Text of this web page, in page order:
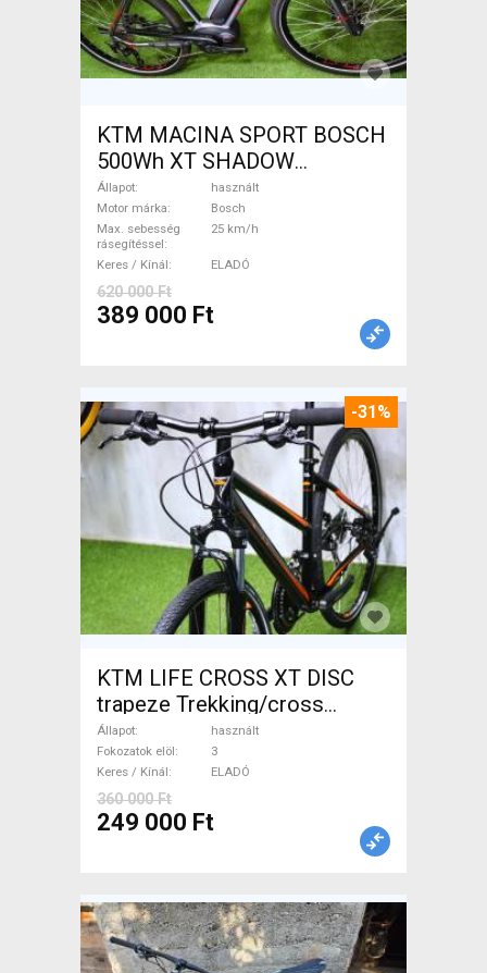
KTM MACINA SPORT BOSCH
500Wh XT SHADOW
Elektromos Trekking/cross
25 km/h Bosch használt
ELADÓ
Állapot
használt
Motor márka
Bosch
Max. sebesség
rásegítéssel
25 km/h
Keres / Kínál ELADÓ
620 000 Ft
389 000 Ft
-31%
KTM LIFE CROSS XT DISC
trapeze Trekking/cross
tárcsafék használt ELADÓ
Állapot
használt
Fokozatok elöl
3
Keres / Kínál
ELADÓ
360 000 Ft
249 000 Ft